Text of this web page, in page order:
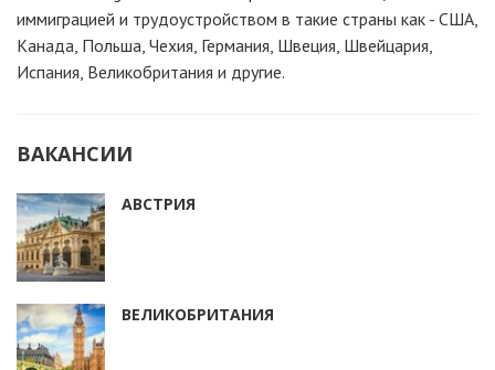
иммиграцией и трудоустройством в такие страны как - США,
Канада, Польша, Чехия, Германия, Швеция, Швейцария,
Испания, Великобритания и другие.
ВАКАНСИИ
АВСТРИЯ
ВЕЛИКОБРИТАНИЯ